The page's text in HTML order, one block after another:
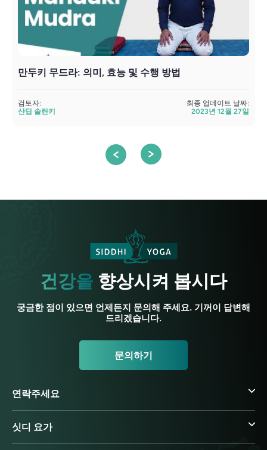
만두키 무드라: 의미, 효능 및 수행 방법
검토자:
산딥 솔란키
최종 업데이트 날짜:
2023년 12월 27일
건강을 향상시켜 봅시다
궁금한 점이 있으면 언제든지 문의해 주세요. 기꺼이 답변해
드리겠습니다.
문의하기
연락주세요
싯디 요가